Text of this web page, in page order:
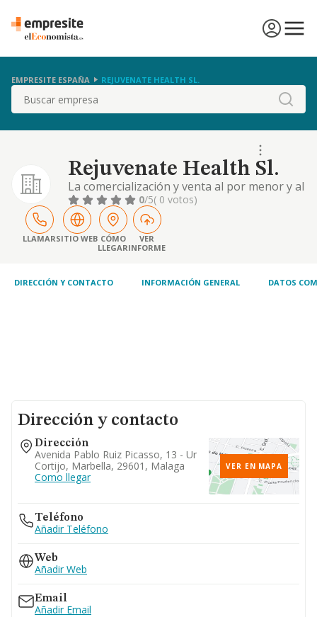
EMPRESITE ESPAÑA REJUVENATE HEALTH SL.
Buscar
Rejuvenate Health Sl.
La comercialización y venta al por menor y al
por mayor de productos de nutrición,
complementos alimentarios, productos
dietéticos y de cosmética realizados tanto
con y sin establecimiento especializado o no
especializado. c.n.a.e. actividad principal 4729
0/5( 0 votos)
LLAMARSITIO WEB CÓMO
LLEGAR
VER
INFORME
DIRECCIÓN Y CONTACTO INFORMACIÓN GENERAL DATOS
Dirección y contacto
Dirección
Avenida Pablo Ruiz Picasso, 13 - Ur
Cortijo, Marbella, 29601, Malaga
Como llegar
VER EN MAPA
Teléfono
Añadir Teléfono
Web
Añadir Web
Email
Añadir Email